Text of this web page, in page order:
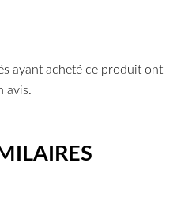
ayant acheté ce produit ont
avis.